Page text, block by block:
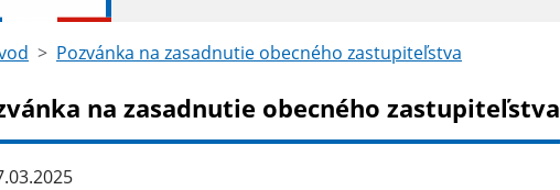
Pozvánka na zasadnutie obecného zastupiteľstva
na zasadnutie obecného zastupiteľstva